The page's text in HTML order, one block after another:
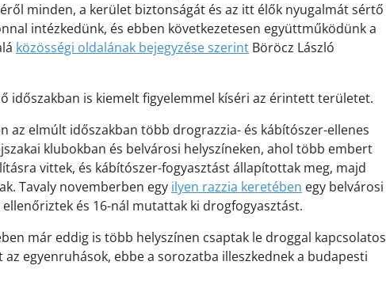
minden, a kerület biztonságát és az itt élők nyugalmát sértő
intézkedünk, és ebben következetesen együttműködünk a
közösségi oldalának bejegyzése szerint Böröcz László
időszakban is kiemelt figyelemmel kíséri az érintett területet.
az elmúlt időszakban több drograzzia- és kábítószer-ellenes
klubokban és belvárosi helyszíneken, ahol több embert
vittek, és kábítószer-fogyasztást állapítottak meg, majd
Tavaly novemberben egy ilyen razzia keretében egy belvárosi
és 16-nál mutattak ki drogfogyasztást.
már eddig is több helyszínen csaptak le droggal kapcsolatos
egyenruhások, ebbe a sorozatba illeszkednek a budapesti